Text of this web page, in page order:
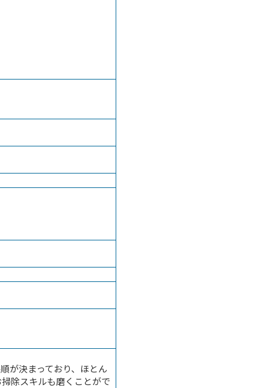
が決まっており、ほとん
除スキルも磨くことがで